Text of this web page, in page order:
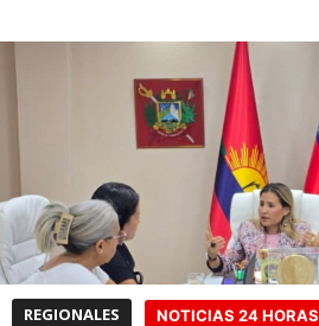
REGIONALES NOTICIAS 24 HORAS